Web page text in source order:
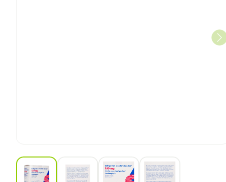
View larger imageView larger imageView larger imageView larger image